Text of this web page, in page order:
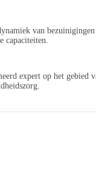
van
capaciteiten.
expert op het